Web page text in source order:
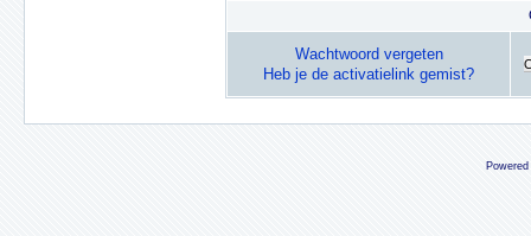
Wachtwoord vergeten
Heb je de activatielink gemist?